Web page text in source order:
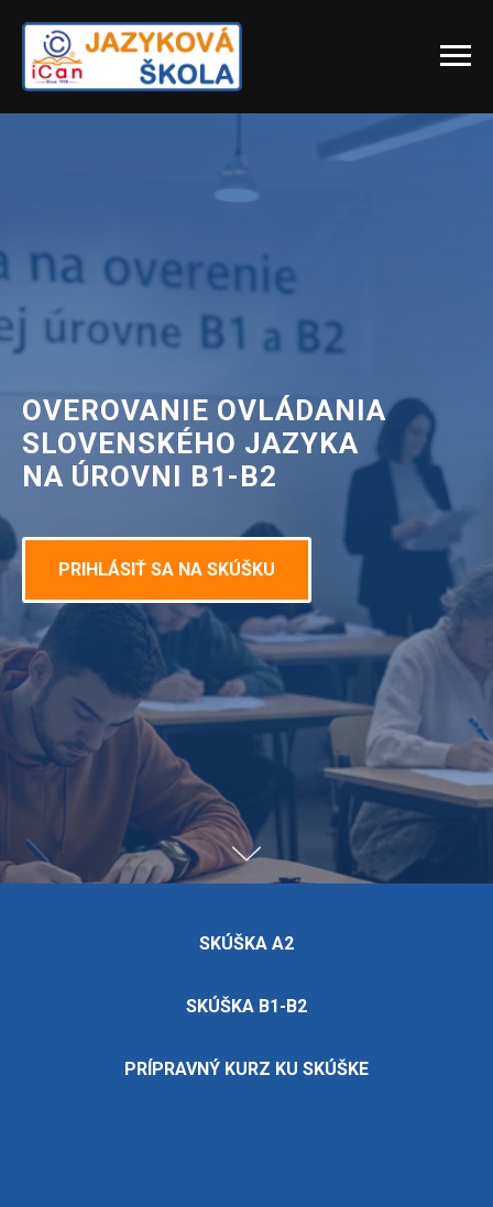
OVEROVANIE OVLÁDANIA
SLOVENSKÉHO JAZYKA
NA ÚROVNI B1-B2
PRIHLÁSIŤ SA NA SKÚŠKU
SKÚŠKA A2
SKÚŠKA B1-B2
PRÍPRAVNÝ KURZ KU SKÚŠKE